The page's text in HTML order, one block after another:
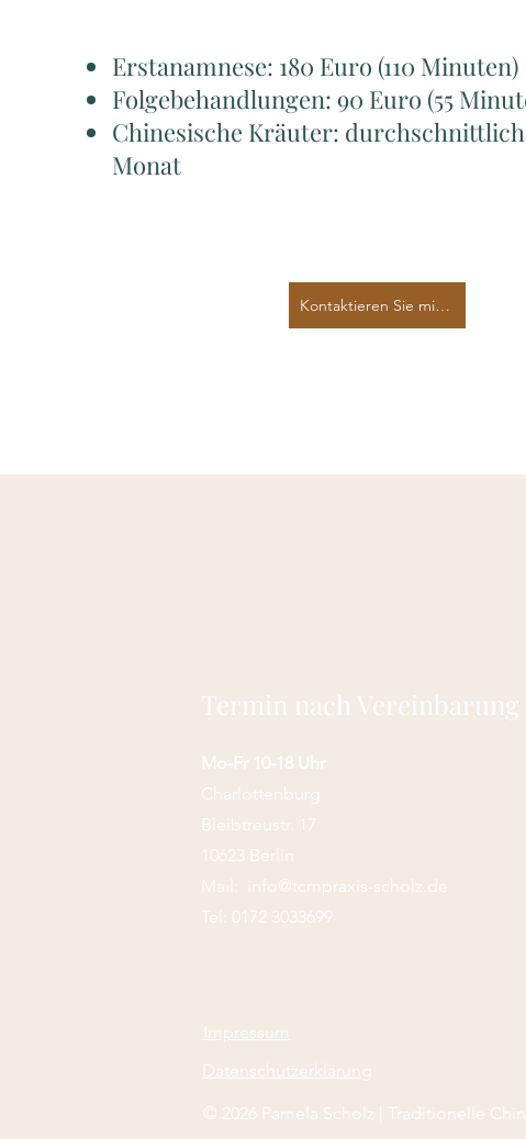
Erstanamnese: 180 Euro (110 Minuten)
Folgebehandlungen: 90 Euro (55
Chinesische Kräuter:
Monat
Kontaktieren Sie mich
Termin nach Vereinbarung
Mo-Fr 10-18 Uhr
Charlottenburg
Bleibtreustr. 17
10623 Berlin
Mail:
info@tcmpraxis-scholz.de
Tel: 0172 3033699
Impressum
Datenschutzerkl ärung
© 2026 Pamela Scholz | Traditionelle